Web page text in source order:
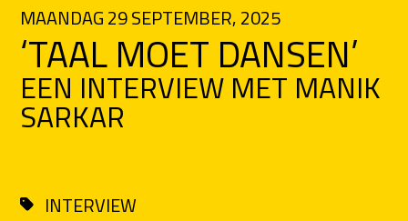
MAANDAG 29 SEPTEMBER, 2025
‘TAAL MOET DANSEN’
EEN INTERVIEW MET MANIK
SARKAR
INTERVIEW